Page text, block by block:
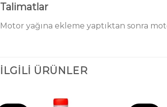
Talimatlar
Motor yağına ekleme yaptıktan sonra
İLGILI ÜRÜNLER